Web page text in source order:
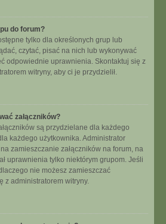
do forum?
tylko dla określonych grup lub
czytać, pisać na nich lub wykonywać
odpowiednie uprawnienia. Skontaktuj się z
witryny, aby ci je przydzielił.
załączników?
są przydzielane dla każdego
każdego użytkownika. Administrator
zamieszczanie załączników na forum, na
uprawnienia tylko niektórym grupom. Jeśli
nie możesz zamieszczać
z administratorem witryny.